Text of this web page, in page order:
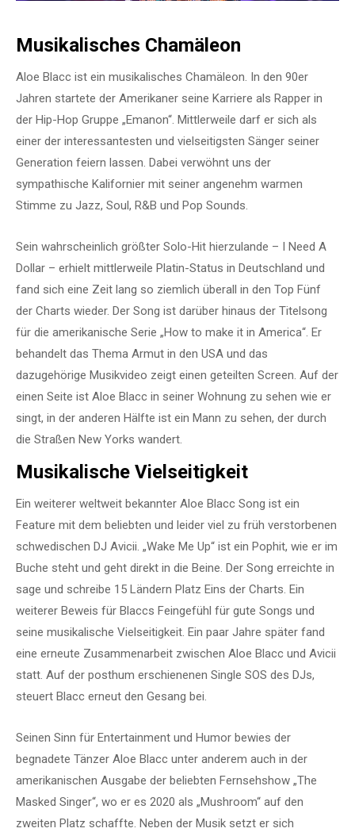
Musikalisches Chamäleon
Aloe Blacc ist ein musikalisches Chamäleon. In den 90er
Jahren startete der Amerikaner seine Karriere als Rapper in
der Hip-Hop Gruppe „Emanon“. Mittlerweile darf er sich als
einer der interessantesten und vielseitigsten Sänger seiner
Generation feiern lassen. Dabei verwöhnt uns der
sympathische Kalifornier mit seiner angenehm warmen
Stimme zu Jazz, Soul, R&B und Pop Sounds.
Sein wahrscheinlich größter Solo-Hit hierzulande – I Need A
Dollar – erhielt mittlerweile Platin-Status in Deutschland und
fand sich eine Zeit lang so ziemlich überall in den Top Fünf
der Charts wieder. Der Song ist darüber hinaus der Titelsong
für die amerikanische Serie „How to make it in America“. Er
behandelt das Thema Armut in den USA und das
dazugehörige Musikvideo zeigt einen geteilten Screen. Auf der
einen Seite ist Aloe Blacc in seiner Wohnung zu sehen wie er
singt, in der anderen Hälfte ist ein Mann zu sehen, der durch
die Straßen New Yorks wandert.
Musikalische Vielseitigkeit
Ein weiterer weltweit bekannter Aloe Blacc Song ist ein
Feature mit dem beliebten und leider viel zu früh verstorbenen
schwedischen DJ Avicii. „Wake Me Up“ ist ein Pophit, wie er im
Buche steht und geht direkt in die Beine. Der Song erreichte in
sage und schreibe 15 Ländern Platz Eins der Charts. Ein
weiterer Beweis für Blaccs Feingefühl für gute Songs und
seine musikalische Vielseitigkeit. Ein paar Jahre später fand
eine erneute Zusammenarbeit zwischen Aloe Blacc und Avicii
statt. Auf der posthum erschienenen Single SOS des DJs,
steuert Blacc erneut den Gesang bei.
Seinen Sinn für Entertainment und Humor bewies der
begnadete Tänzer Aloe Blacc unter anderem auch in der
amerikanischen Ausgabe der beliebten Fernsehshow „The
Masked Singer“, wo er es 2020 als „Mushroom“ auf den
zweiten Platz schaffte. Neben der Musik setzt er sich